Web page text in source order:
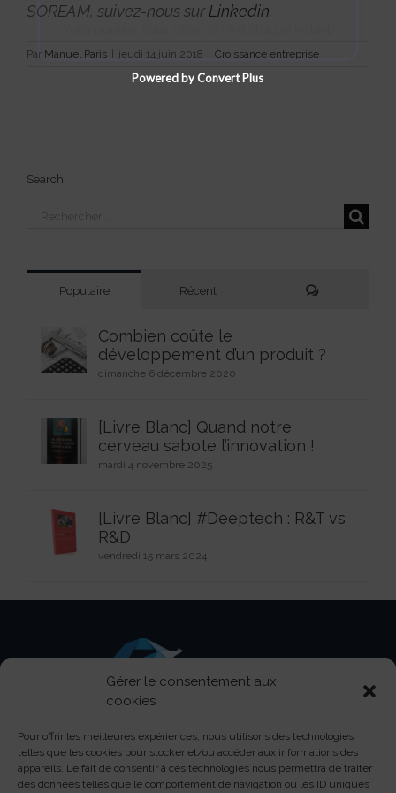
Gérer le consentement aux
cookies
Pour offrir les meilleures expériences, nous utilisons des technologies
telles que les cookies pour stocker et/ou accéder aux informations des
appareils. Le fait de consentir à ces technologies nous permettra de traiter
des données telles que le comportement de navigation ou les ID uniques
SOREAM, suivez-nous sur Linkedin
Par Manuel Paris jeudi 14 juin 2018 Croissance entreprise
Search
Populaire Récent Commentaires
Combien coûte le
développement d’un produit ?
dimanche 6 décembre 2020
[Livre Blanc] Quand notre
cerveau sabote l’innovation !
mardi 4 novembre 2025
[Livre Blanc] #Deeptech : R&T vs
R&D
vendredi 15 mars 2024
Centre d’activités Pasteur - 150 boulevard Pasteur -
13730 Saint-Victoret
Powered by Convert Plus